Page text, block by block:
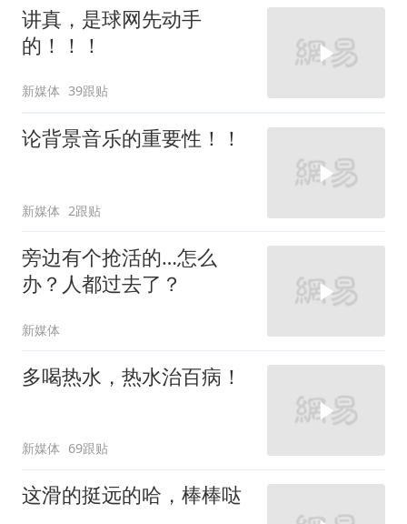
讲真，是球网先动手
的！！！
新媒体 39跟贴
论背景音乐的重要性！！
新媒体 2跟贴
旁边有个抢活的…怎么
办？人都过去了？
新媒体
多喝热水，热水治百病！
新媒体 69跟贴
这滑的挺远的哈，棒棒哒